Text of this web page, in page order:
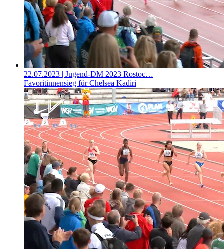
22.07.2023 | Jugend-DM 2023 Rostoc…
Favoritinnensieg für Chelsea Kadiri